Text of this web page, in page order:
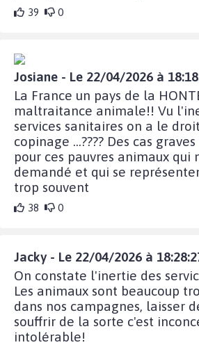
39 0
Josiane - Le 22/04/2026 à
La France un pays de la
maltraitance animale!! Vu
services sanitaires on a le
copinage ...???? Des cas
pour ces pauvres animaux qui
demandé et qui se
trop souvent
38 0
Jacky - Le 22/04/2026 à
On constate l'inertie des
Les animaux sont beaucoup
dans nos campagnes, laisser
souffrir de la sorte c'est
intolérable!